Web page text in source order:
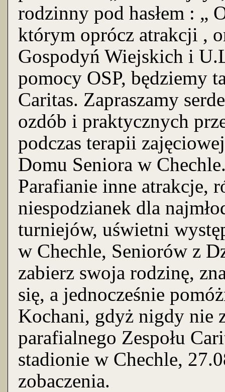
rodzinny pod hasłem : „
którym oprócz atrakcji ,
Gospodyń Wiejskich i
pomocy OSP, będziemy
Caritas. Zapraszamy
ozdób i praktycznych
podczas terapii
Domu Seniora w
Parafianie inne atrakcje,
niespodzianek dla
turniejów, uświetni
w Chechle, Seniorów z
zabierz swoja rodzinę,
się, a jednocześnie
Kochani, gdyż nigdy nie
parafialnego Zespołu
stadionie w Chechle,
zobaczenia.